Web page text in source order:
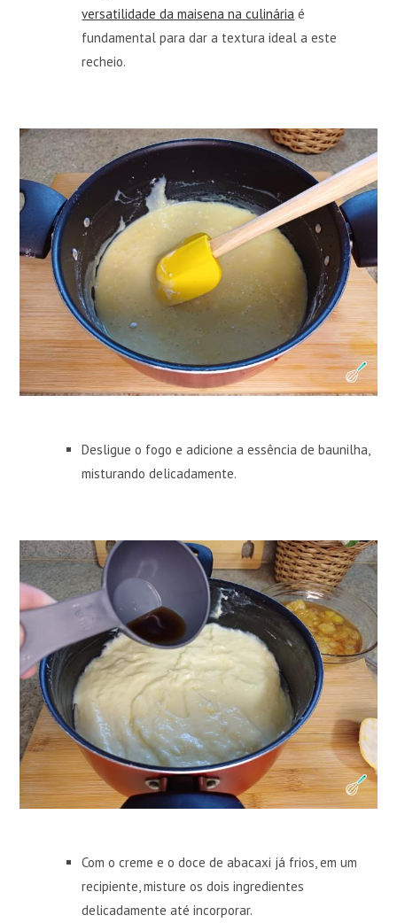
versatilidade da maisena na culinária é
fundamental para dar a textura ideal a este
recheio.
Desligue o fogo e adicione a essência de baunilha,
misturando delicadamente.
Com o creme e o doce de abacaxi já frios, em um
recipiente, misture os dois ingredientes
delicadamente até incorporar.